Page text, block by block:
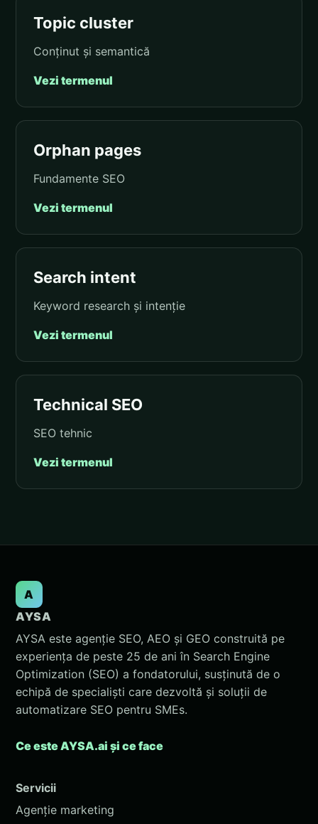
Topic cluster
Conținut și semantică
Vezi termenul
Orphan pages
Fundamente SEO
Vezi termenul
Search intent
Keyword research și intenție
Vezi termenul
Technical SEO
SEO tehnic
Vezi termenul
A
AYSA
AYSA este agenție SEO, AEO și GEO construită pe
experiența de peste 25 de ani în Search Engine
Optimization (SEO) a fondatorului, susținută de o
echipă de specialiști care dezvoltă și soluții de
automatizare SEO pentru SMEs.
Ce este AYSA.ai și ce face
Servicii
Agenție marketing